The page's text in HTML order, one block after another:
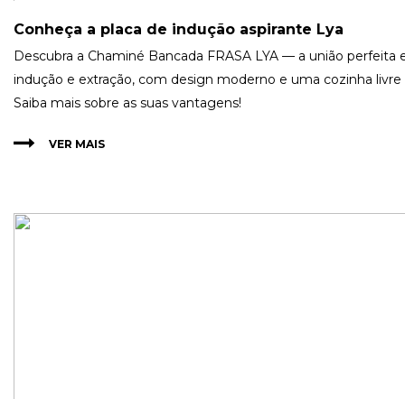
Conheça a placa de indução aspirante Lya
Descubra a Chaminé Bancada FRASA LYA — a união perfeita
indução e extração, com design moderno e uma cozinha livre
Saiba mais sobre as suas vantagens!
VER MAIS